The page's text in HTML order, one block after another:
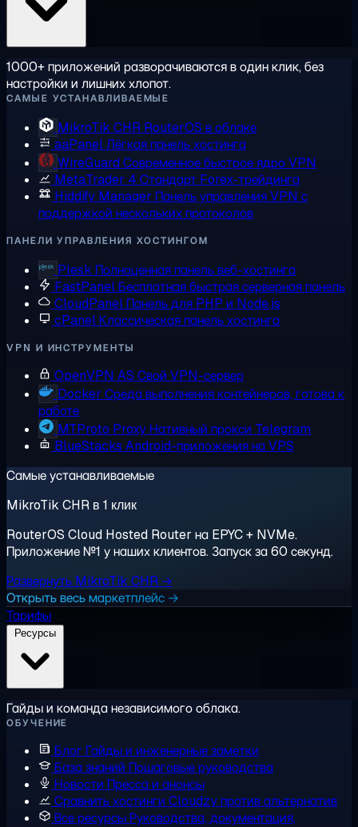
1000+ приложений разворачиваются в один клик, без
настройки и лишних хлопот.
САМЫЕ УСТАНАВЛИВАЕМЫЕ
MikroTik CHR RouterOS в облаке
aaPanelЛёгкая панель хостинга
WireGuard Современное быстрое ядро VPN
MetaTrader 4 Стандарт Forex-трейдинга
Hiddify Manager Панель управления VPN с
поддержкой нескольких протоколов
ПАНЕЛИ УПРАВЛЕНИЯ ХОСТИНГОМ
Plesk Полноценная панель веб-хостинга
FastPanelБесплатная быстрая серверная панель
CloudPanel Панель для PHP и Node.js
cPanelКлассическая панель хостинга
VPN И ИНСТРУМЕНТЫ
OpenVPN AS Свой VPN-сервер
Docker Среда выполнения контейнеров, готова к
работе
MTProto ProxyНативный прокси Telegram
BlueStacks Android-приложения на VPS
Самые устанавливаемые
MikroTik CHR в 1 клик
RouterOS Cloud Hosted Router на EPYC + NVMe.
Приложение №1 у наших клиентов. Запуск за 60 секунд.
Развернуть MikroTik CHR →
Открыть весь маркетплейс →
Тарифы
Гайды и команда независимого облака.
ОБУЧЕНИЕ
Блог Гайды и инженерные заметки
База знаний Пошаговые руководства
Новости Пресса и анонсы
Сравнить хостинги Cloudzy против альтернатив
Все ресурсыРуководства, документация,